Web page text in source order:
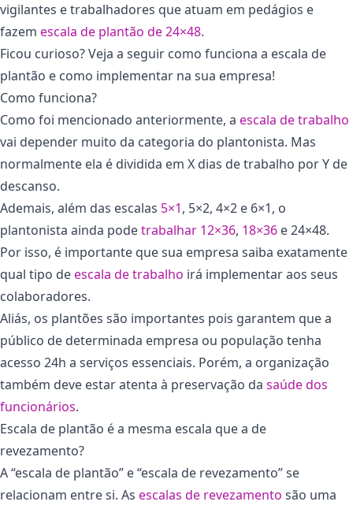
vigilantes e trabalhadores que atuam em pedágios e
fazem escala de plantão de 24×48.
Ficou curioso? Veja a seguir como funciona a escala de
plantão e como implementar na sua empresa!
Como funciona?
Como foi mencionado anteriormente, a escala de trabalho
vai depender muito da categoria do plantonista. Mas
normalmente ela é dividida em X dias de trabalho por Y de
descanso.
Ademais, além das escalas 5×1, 5×2, 4×2 e 6×1, o
plantonista ainda podetrabalhar 12×36, 18×36 e 24×48.
Por isso, é importante que sua empresa saiba exatamente
qual tipo deescala de trabalho irá implementar aos seus
colaboradores.
Aliás, os plantões são importantes pois garantem que a
público de determinada empresa ou população tenha
acesso 24h a serviços essenciais. Porém, a organização
também deve estar atenta à preservação da saúde dos
funcionários.
Escala de plantão é a mesma escala que a de
revezamento?
A “escala de plantão” e “escala de revezamento” se
relacionam entre si. As escalas de revezamento são uma